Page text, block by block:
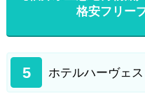
格安フリー
5 ホテルハーヴェ